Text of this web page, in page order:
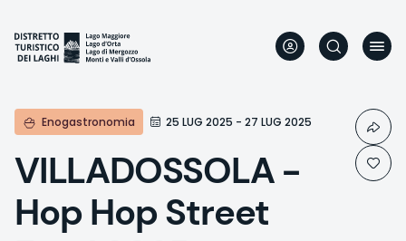
contenu
principal
Enogastronomia 25 LUG 2025 - 27 LUG 2025
VILLADOSSOLA -
Hop Hop Street